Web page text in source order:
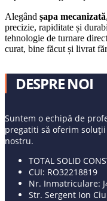
Alegând șapa mecanizată
precizie, rapiditate și
tehnologie de turnare
curat, bine făcut și livrat
DESPRE NOI
Suntem o echipă de
pregatiti să oferim
nostru.
TOTAL SOLID
CUI: RO32218819
Nr. Inmatriculare:
Str. Sergent Ion